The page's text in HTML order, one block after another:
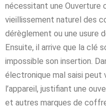
nécessitant une Ouverture
vieillissement naturel des
dérèglement ou une usure
Ensuite, il arrive que la clé
impossible son insertion.
électronique mal saisi peut
l’appareil, justifiant une
et autres marques de